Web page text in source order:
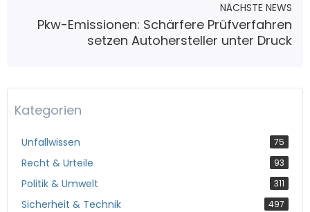
NÄCHSTE NEWS
Pkw-Emissionen: Schärfere Prüfverfahren
setzen Autohersteller unter Druck
Kategorien
Unfallwissen 75
Recht & Urteile 93
Politik & Umwelt 311
Sicherheit & Technik 497